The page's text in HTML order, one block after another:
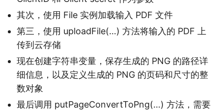
其次，使用 File 实例加载输入 PDF 文件
第三，使用 uploadFile(…) 方法将输入的 PDF 上
传到云存储
现在创建字符串变量，保存生成的 PNG 的路径详
细信息，以及定义生成的 PNG 的页码和尺寸的整
数对象
最后调用 putPageConvertToPng(…) 方法，需要